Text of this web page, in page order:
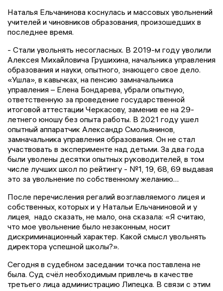
Наталья Ельчанинова коснулась и массовых увольнений
учителей и чиновников образования, произошедших в
последнее время.
- Стали увольнять несогласных. В 2019-м году уволили
Алексея Михайловича Грушихина, начальника управления
образования и науки, опытного, знающего свое дело.
«Ушла», в кавычках, на пенсию замначальника
управления – Елена Бондарева, убрали опытную,
ответственную за проведение государственной
итоговой аттестации Черкасову, заменив ее на 29-
летнего юношу без опыта работы. В 2021 году ушел
опытный аппаратчик Александр Смольянинов,
замначальника управления образования. Он не стал
участвовать в эксперименте над детьми. За два года
были уволены десятки опытных руководителей, в том
числе лучших школ по рейтингу - №1, 19, 68, 69 выдавая
это за увольнение по собственному желанию…
После перечисления регалий возглавляемого лицея и
собственных, которых и у Натальи Ельчаниновой и у
лицея, надо сказать, не мало, она сказала: «Я считаю,
что мое увольнение было незаконным, носит
дискриминационный характер. Какой смысл увольнять
директора успешной школы?».
Сегодня в судебном заседании точка поставлена не
была. Суд счёл необходимым привлечь в качестве
третьего лица администрацию Липецка. В связи с этим